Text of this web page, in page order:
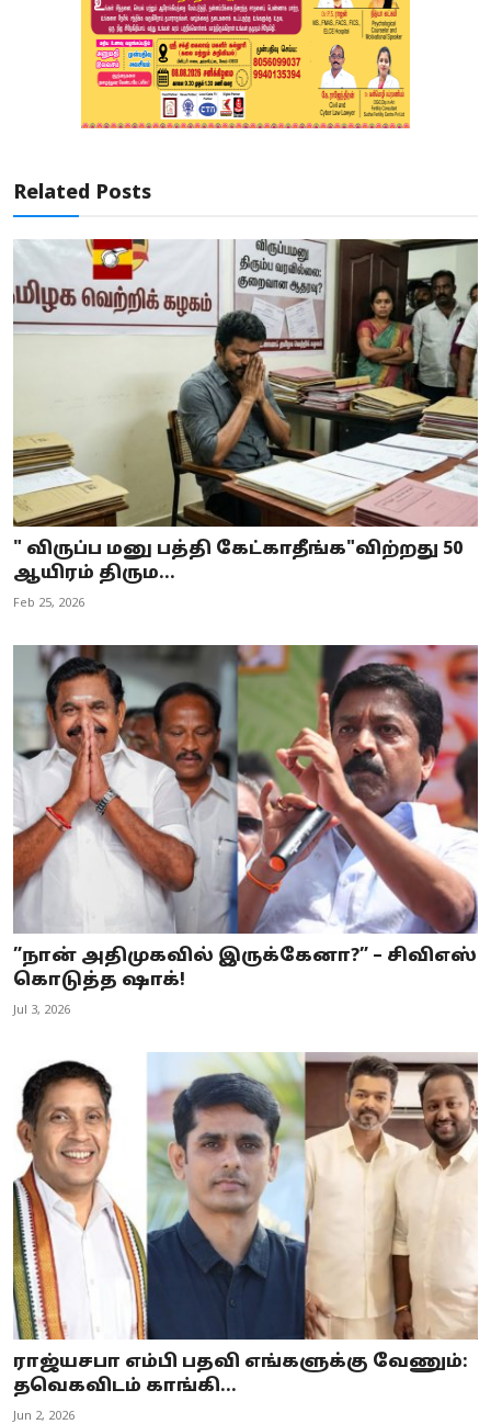
Related Posts
" விருப்ப மனு பத்தி கேட்காதீங்க"விற்றது 50
ஆயிரம் திரும...
Feb 25, 2026
”நான் அதிமுகவில் இருக்கேனா?” – சிவிஎஸ்
கொடுத்த ஷாக்!
Jul 3, 2026
ராஜ்யசபா எம்பி பதவி எங்களுக்கு வேணும்:
தவெகவிடம் காங்கி...
Jun 2, 2026